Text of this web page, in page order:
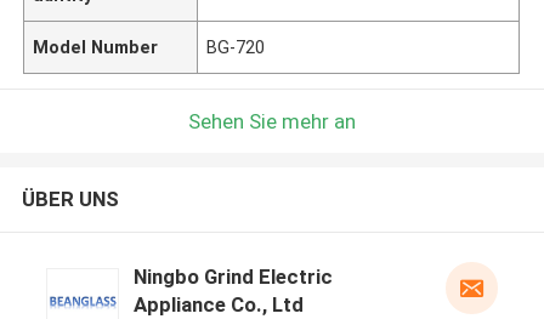
Model Number BG-720
Sehen Sie mehr an
ÜBER UNS
Ningbo Grind Electric
Appliance Co., Ltd